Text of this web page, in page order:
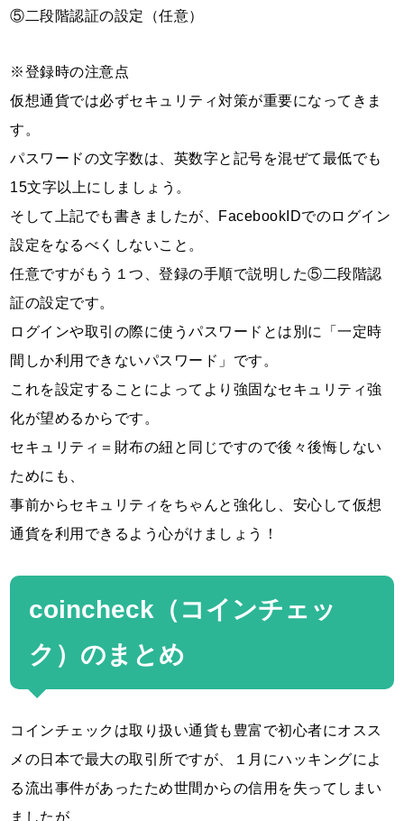
⑤二段階認証の設定（任意）
※登録時の注意点
仮想通貨では必ずセキュリティ対策が重要になってきま
す。
パスワードの文字数は、英数字と記号を混ぜて最低でも
15文字以上にしましょう。
そして上記でも書きましたが、FacebookIDでのログイン
設定をなるべくしないこと。
任意ですがもう１つ、登録の手順で説明した⑤二段階認
証の設定です。
ログインや取引の際に使うパスワードとは別に「一定時
間しか利用できないパスワード」です。
これを設定することによってより強固なセキュリティ強
化が望めるからです。
セキュリティ＝財布の紐と同じですので後々後悔しない
ためにも、
事前からセキュリティをちゃんと強化し、安心して仮想
通貨を利用できるよう心がけましょう！
coincheck（コインチェッ
ク）のまとめ
コインチェックは取り扱い通貨も豊富で初心者にオスス
メの日本で最大の取引所ですが、１月にハッキングによ
る流出事件があったため世間からの信用を失ってしまい
ましたが、